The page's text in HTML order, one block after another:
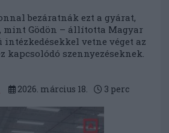
bezáratnák ezt a gyárat,
mint Gödön – állította Magyar
intézkedésekkel vetne véget az
kapcsolódó szennyezéseknek.
2026. március 18. 3 perc